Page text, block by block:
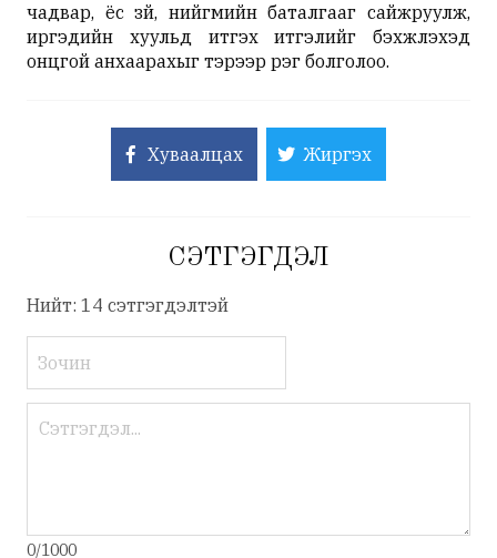
чадвар, ёс зүй, нийгмийн баталгааг сайжруулж,
иргэдийн хуульд итгэх итгэлийг бэхжүүлэхэд
онцгой анхаарахыг тэрээр үүрэг болголоо.
Хуваалцах Жиргэх
СЭТГЭГДЭЛ
Нийт: 14 сэтгэгдэлтэй
0/1000